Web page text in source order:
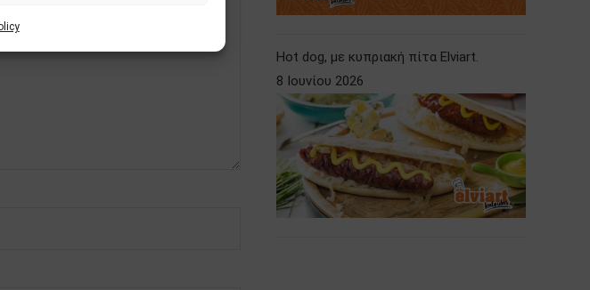
Hot dog, με κυπριακή πίτα Elviart.
8 Ιουνίου 2026